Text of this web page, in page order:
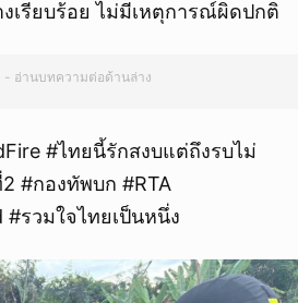
เรียบร้อย ไม่มีเหตุการณ์ผิดปกติ
อ่านบทความต่อด้านล่าง
#ไทยนี้รักสงบแต่ถึงรบไม่
#กองทัพบก #RTA
รวมใจไทยเป็นหนึ่ง